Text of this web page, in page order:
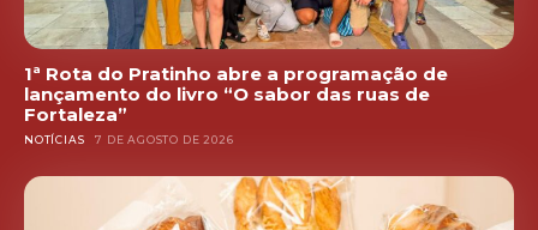
1ª Rota do Pratinho abre a programação de
lançamento do livro “O sabor das ruas de
Fortaleza”
NOTÍCIAS 7 DE AGOSTO DE 2026